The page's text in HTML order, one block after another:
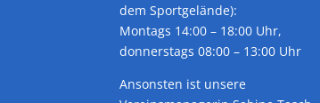
dem Sportgelände):
Montags 14:00 – 18:00 Uhr,
donnerstags 08:00 – 13:00 Uhr
Ansonsten ist unsere